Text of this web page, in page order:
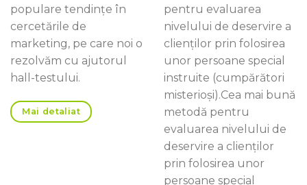
populare tendinţe în
cercetările de
marketing, pe care noi o
rezolvăm cu ajutorul
hall-testului.
Mai detaliat
pentru evaluarea
nivelului de deservire a
clienţilor prin folosirea
unor persoane special
instruite (cumpărători
misterioşi).Cea mai bună
metodă pentru
evaluarea nivelului de
deservire a clienţilor
prin folosirea unor
persoane special